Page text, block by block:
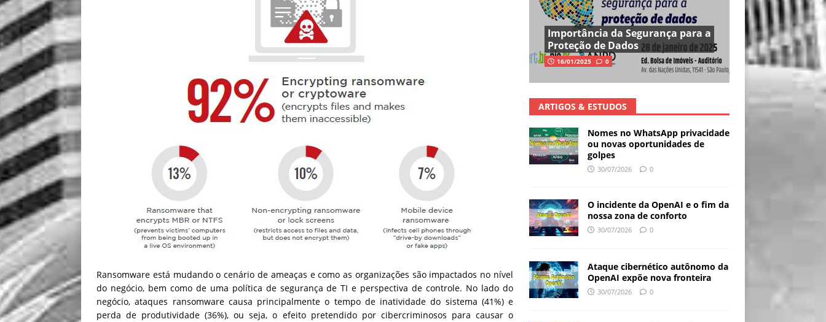
Ransomware está mudando o cenário de ameaças e como as organizações são impactados no nível
do negócio, bem como de uma política de segurança de TI e perspectiva de controle. No lado do
negócio, ataques ransomware causa principalmente o tempo de inatividade do sistema (41%) e
perda de produtividade (36%), ou seja, o efeito pretendido por cibercriminosos para causar o
Importância da Segurança para a
Proteção de Dados
16/01/2025 0
ARTIGOS & ESTUDOS
Nomes no WhatsApp privacidade
ou novas oportunidades de
golpes
30/07/2026 0
O incidente da OpenAI e o fim da
nossa zona de conforto
30/07/2026 0
Ataque cibernético autônomo da
OpenAI expõe nova fronteira
30/07/2026 0